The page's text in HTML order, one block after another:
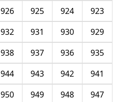
923
924
925
926
929
930
931
932
935
936
937
938
941
942
943
944
947
948
949
950